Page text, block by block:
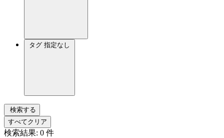
タグ 指定なし
検索する
すべてクリア
検索結果: 0 件